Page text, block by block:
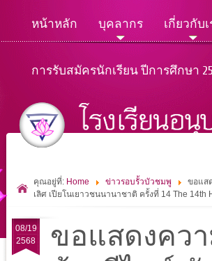
หน้าหลัก บุคลากร เกี่ยวกับเ
การรับสมัครนักเรียน ปีการศึกษา
คุณอยู่ที่: Home ข่าวรอบรั้วบัวชมพู
ขอแส
เลิศ เปียโนเยาวชนนานาชาติ ครั้งที่ 14 The
08/19
2568
ขอแสดงคว